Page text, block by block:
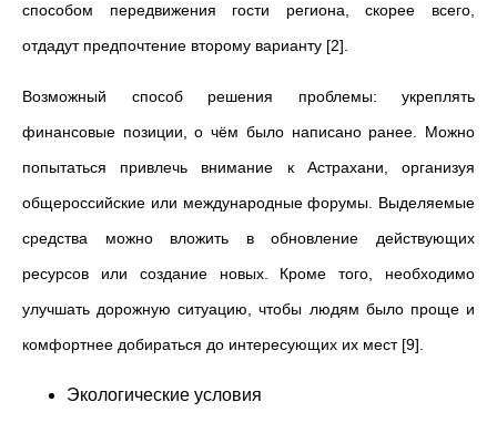
способом передвижения гости региона, скорее всего,
отдадут предпочтение второму варианту [2].
Возможный способ решения проблемы: укреплять
финансовые позиции, о чём было написано ранее. Можно
попытаться привлечь внимание к Астрахани, организуя
общероссийские или международные форумы. Выделяемые
средства можно вложить в обновление действующих
ресурсов или создание новых. Кроме того, необходимо
улучшать дорожную ситуацию, чтобы людям было проще и
комфортнее добираться до интересующих их мест [9].
Экологические условия